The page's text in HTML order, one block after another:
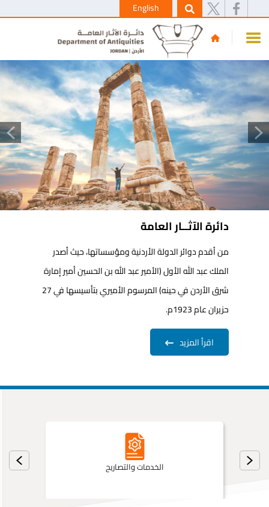
English
من أقدم دوائر الدولة الأردنية
الملك عبد الله الأول (الأمير عبد الله بن
الخدمات والتصاريح